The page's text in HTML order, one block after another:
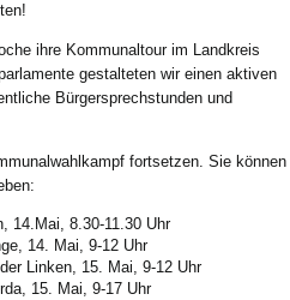
ihre Kommunaltour im Landkreis
gestalteten wir einen aktiven
Bürgersprechstunden und
fortsetzen. Sie können
14.Mai, 8.30-11.30 Uhr
14. Mai, 9-12 Uhr
Linken, 15. Mai, 9-12 Uhr
15. Mai, 9-17 Uhr